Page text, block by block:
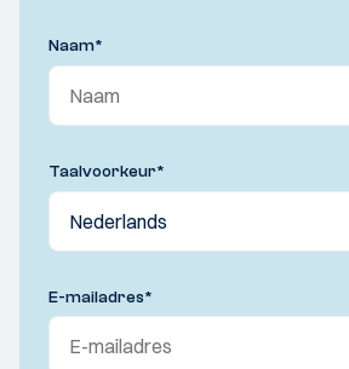
Naam*
Taalvoorkeur*
E-mailadres*